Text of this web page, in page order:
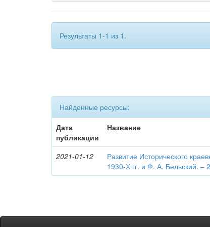
Результаты 1-1 из 1.
Найденные ресурсы:
Дата
публикации
Название
2021-01-12
Развитие Исторического
1930-Х гг. и Ф. А. Бельский. –